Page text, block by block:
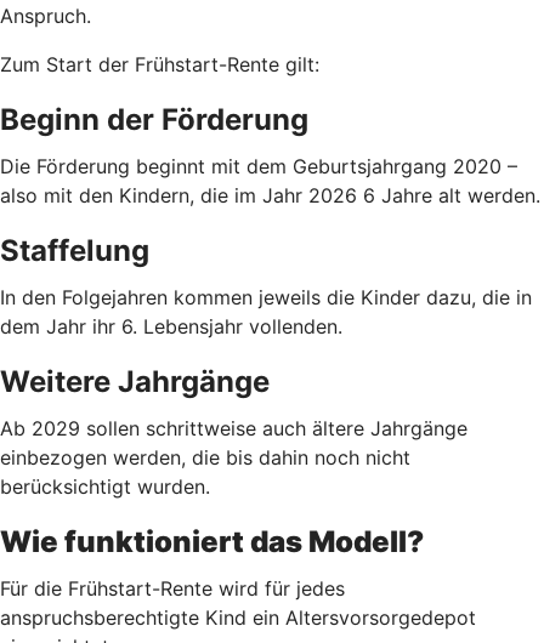
Anspruch.
Zum Start der Frühstart-Rente gilt:
Beginn der Förderung
Die Förderung beginnt mit dem Geburtsjahrgang 2020 –
also mit den Kindern, die im Jahr 2026 6 Jahre alt werden.
Staffelung
In den Folgejahren kommen jeweils die Kinder dazu, die in
dem Jahr ihr 6. Lebensjahr vollenden.
Weitere Jahrgänge
Ab 2029 sollen schrittweise auch ältere Jahrgänge
einbezogen werden, die bis dahin noch nicht
berücksichtigt wurden.
Wie funktioniert das Modell?
Für die Frühstart-Rente wird für jedes
anspruchsberechtigte Kind ein Altersvorsorgedepot